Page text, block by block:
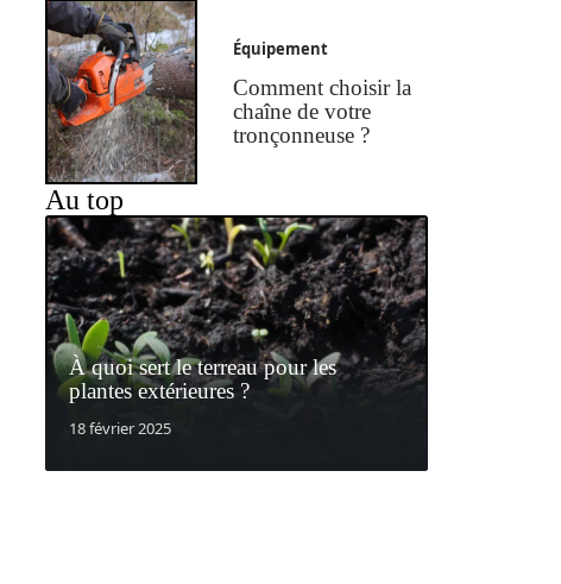
Équipement
Comment choisir la
chaîne de votre
tronçonneuse ?
Au top
À quoi sert le terreau pour les
plantes extérieures ?
18 février 2025